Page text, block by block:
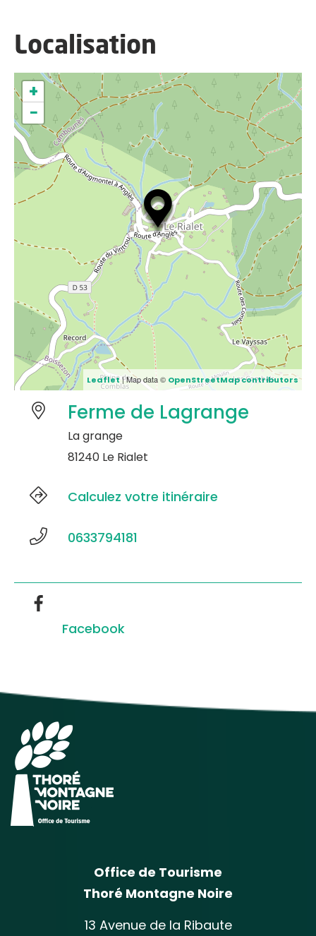
Localisation
+
−
Leaflet| Map data © OpenStreetMap contributors
Ferme de Lagrange
La grange
81240 Le Rialet
Calculez votre itinéraire
0633794181
Facebook
Office de Tourisme
Thoré Montagne Noire
13 Avenue de la Ribaute